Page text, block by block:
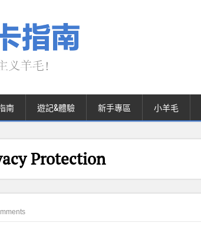
南 遊記&體驗 新手專區 小羊毛
Protection